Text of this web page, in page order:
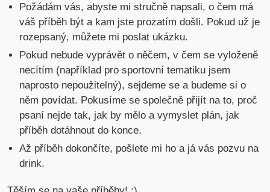
Požádám vás, abyste mi stručně napsali, o čem má
váš příběh být a kam jste prozatím došli. Pokud už je
rozepsaný, můžete mi poslat ukázku.
Pokud nebude vyprávět o něčem, v čem se vyloženě
necítím (například pro sportovní tematiku jsem
naprosto nepoužitelný), sejdeme se a budeme si o
něm povídat. Pokusíme se společně přijít na to, proč
psaní nejde tak, jak by mělo a vymyslet plán, jak
příběh dotáhnout do konce.
Až příběh dokončíte, pošlete mi ho a já vás pozvu na
drink.